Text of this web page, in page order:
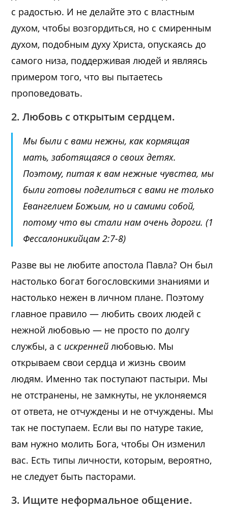
с радостью. И не делайте это с властным
духом, чтобы возгордиться, но с смиренным
духом, подобным духу Христа, опускаясь до
самого низа, поддерживая людей и являясь
примером того, что вы пытаетесь
проповедовать.
2. Любовь с открытым сердцем.
Мы были с вами нежны, как кормящая
мать, заботящаяся о своих детях.
Поэтому, питая к вам нежные чувства, мы
были готовы поделиться с вами не только
Евангелием Божьим, но и самими собой,
потому что вы стали нам очень дороги. (1
Фессалоникийцам 2:7-8)
Разве вы не любите апостола Павла? Он был
настолько богат богословскими знаниями и
настолько нежен в личном плане. Поэтому
главное правило — любить своих людей с
нежной любовью — не просто по долгу
службы, а с искренней любовью. Мы
открываем свои сердца и жизнь своим
людям. Именно так поступают пастыри. Мы
не отстранены, не замкнуты, не уклоняемся
от ответа, не отчуждены и не отчуждены. Мы
так не поступаем. Если вы по натуре такие,
вам нужно молить Бога, чтобы Он изменил
вас. Есть типы личности, которым, вероятно,
не следует быть пасторами.
3. Ищите неформальное общение.